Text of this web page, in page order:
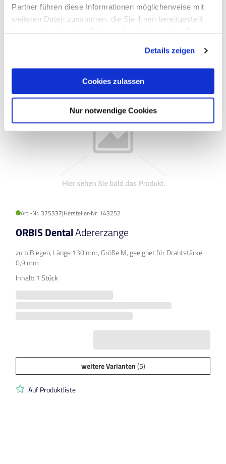
Partner führen diese Informationen möglicherweise mit
weiteren Daten zusammen, die Sie ihnen bereitgestellt
Details zeigen
Cookies zulassen
Nur notwendige Cookies
Art.-Nr. 375337|Hersteller-Nr. 143252
ORBIS DentalAdererzange
zum Biegen, Länge 130 mm, Größe M, geeignet für Drahtstärke
0,9 mm
Inhalt: 1 Stück
weitere Varianten(5)
Auf Produktliste